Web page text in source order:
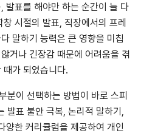
발표를 해야만 하는 순간이 늘 다
시절의 발표, 직장에서의 프레
말하기 능력은 큰 영향을 미칩
거나 긴장감 때문에 어려움을 겪
가 되었습니다.
분이 선택하는 방법이 바로 스피
발표 불안 극복, 논리적 말하기,
양한 커리큘럼을 제공하여 개인